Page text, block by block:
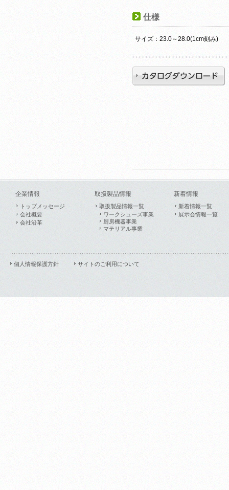
仕様
サイズ：23.0～28.0(1cm刻み)
企業情報
トップメッセージ
会社概要
会社沿革
取扱製品情報
取扱製品情報一覧
ワークシューズ事業
厨房機器事業
マテリアル事業
新着情報
新着情報一覧
展示会情報一覧
個人情報保護方針 サイトのご利用について